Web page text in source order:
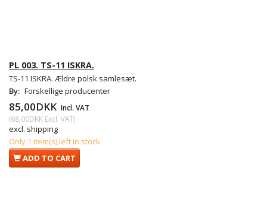
PL 003. TS-11 ISKRA.
TS-11 ISKRA. Ældre polsk samlesæt.
By: Forskellige producenter
85,00DKK Incl. VAT
(68,00DKK Excl. VAT)
excl. shipping
Only 1 item(s) left in stock
ADD TO CART